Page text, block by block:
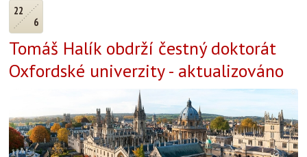
22
6
Tomáš Halík obdrží čestný doktorát
Oxfordské univerzity - aktualizováno